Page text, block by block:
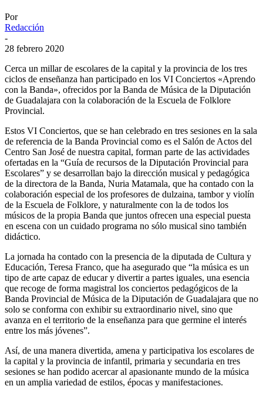
Por
Redacción
-
28 febrero 2020
Cerca un millar de escolares de la capital y la provincia de los tres
ciclos de enseñanza han participado en los VI Conciertos «Aprendo
con la Banda», ofrecidos por la Banda de Música de la Diputación
de Guadalajara con la colaboración de la Escuela de Folklore
Provincial.
Estos VI Conciertos, que se han celebrado en tres sesiones en la sala
de referencia de la Banda Provincial como es el Salón de Actos del
Centro San José de nuestra capital, forman parte de las actividades
ofertadas en la “Guía de recursos de la Diputación Provincial para
Escolares” y se desarrollan bajo la dirección musical y pedagógica
de la directora de la Banda, Nuria Matamala, que ha contado con la
colaboración especial de los profesores de dulzaina, tambor y violín
de la Escuela de Folklore, y naturalmente con la de todos los
músicos de la propia Banda que juntos ofrecen una especial puesta
en escena con un cuidado programa no sólo musical sino también
didáctico.
La jornada ha contado con la presencia de la diputada de Cultura y
Educación, Teresa Franco, que ha asegurado que “la música es un
tipo de arte capaz de educar y divertir a partes iguales, una esencia
que recoge de forma magistral los conciertos pedagógicos de la
Banda Provincial de Música de la Diputación de Guadalajara que no
solo se conforma con exhibir su extraordinario nivel, sino que
avanza en el territorio de la enseñanza para que germine el interés
entre los más jóvenes”.
Así, de una manera divertida, amena y participativa los escolares de
la capital y la provincia de infantil, primaria y secundaria en tres
sesiones se han podido acercar al apasionante mundo de la música
en un amplia variedad de estilos, épocas y manifestaciones.